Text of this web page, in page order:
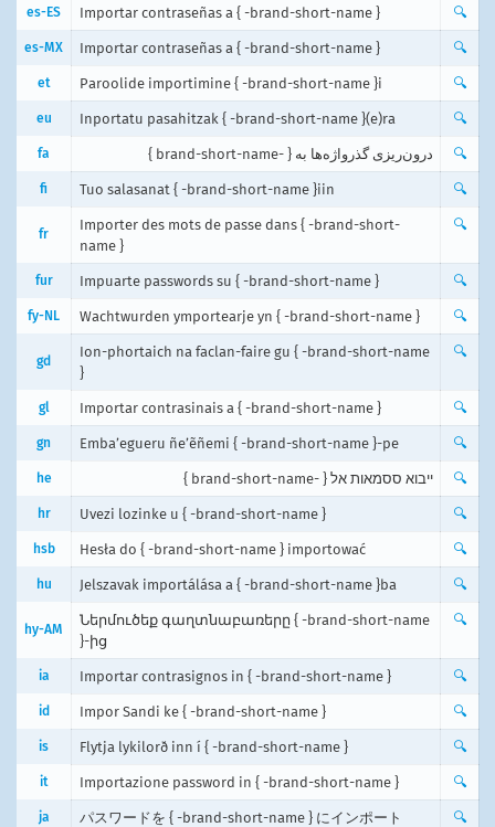
es-ES Importar contraseñas a { -brand-short-name } 🔍
es-MX Importar contraseñas a { -brand-short-name } 🔍
et Paroolide importimine { -brand-short-name }i 🔍
eu Inportatu pasahitzak { -brand-short-name }(e)ra 🔍
fa درون‌ریزی گذرواژه‌ها به { -brand-short-name } 🔍
fi Tuo salasanat { -brand-short-name }iin 🔍
fr
Importer des mots de passe dans { -brand-short-
name }
🔍
fur Impuarte passwords su { -brand-short-name } 🔍
fy-NL Wachtwurden ymportearje yn { -brand-short-name } 🔍
gd
Ion-phortaich na faclan-faire gu { -brand-short-name
}
🔍
gl Importar contrasinais a { -brand-short-name } 🔍
gn Emba’egueru ñe’ẽñemi { -brand-short-name }-pe 🔍
he ייבוא ססמאות אל { -brand-short-name } 🔍
hr Uvezi lozinke u { -brand-short-name } 🔍
hsb Hesła do { -brand-short-name } importować 🔍
hu Jelszavak importálása a { -brand-short-name }ba 🔍
hy-AM
Ներմուծեք գաղտնաբառերը { -brand-short-name
}-ից
🔍
ia Importar contrasignos in { -brand-short-name } 🔍
id Impor Sandi ke { -brand-short-name } 🔍
is Flytja lykilorð inn í { -brand-short-name } 🔍
it Importazione password in { -brand-short-name } 🔍
ja パスワードを { -brand-short-name } にインポート 🔍